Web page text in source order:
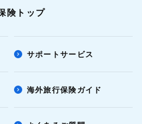
険トップ
サポートサービス
海外旅行保険ガイド